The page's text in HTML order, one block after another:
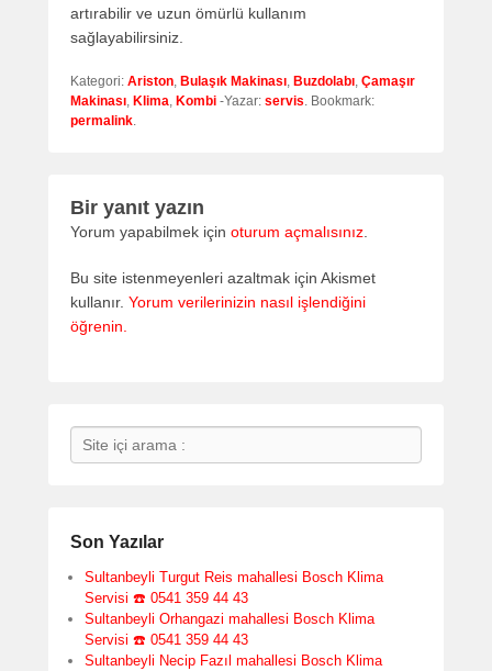
artırabilir ve uzun ömürlü kullanım
sağlayabilirsiniz.
Kategori: Ariston, Bulaşık Makinası, Buzdolabı, Çamaşır
Makinası, Klima, Kombi -Yazar: servis. Bookmark:
permalink.
Bir yanıt yazın
Yorum yapabilmek için oturum açmalısınız.
Bu site istenmeyenleri azaltmak için Akismet
kullanır. Yorum verilerinizin nasıl işlendiğini
öğrenin.
Search
Son Yazılar
Sultanbeyli Turgut Reis mahallesi Bosch Klima
Servisi ☎️ 0541 359 44 43
Sultanbeyli Orhangazi mahallesi Bosch Klima
Servisi ☎️ 0541 359 44 43
Sultanbeyli Necip Fazıl mahallesi Bosch Klima